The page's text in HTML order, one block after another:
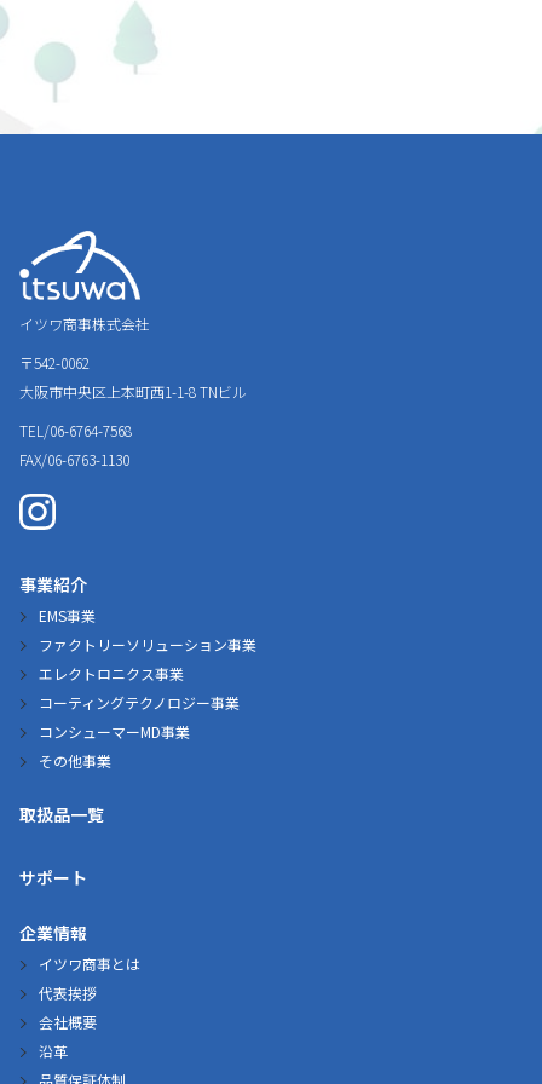
イツワ商事株式会社
〒542-0062
大阪市中央区上本町西1-1-8TNビル
TEL/06-6764-7568
FAX/06-6763-1130
事業紹介
EMS事業
ファクトリーソリューション事業
エレクトロニクス事業
コーティングテクノロジー事業
コンシューマーMD事業
その他事業
取扱品一覧
サポート
企業情報
イツワ商事とは
代表挨拶
会社概要
沿革
品質保証体制